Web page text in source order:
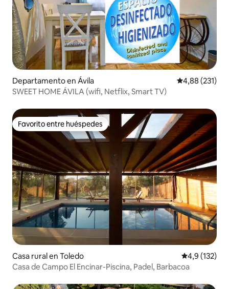
Departamento en Ávila Calificación
4,88 (231)
SWEET HOME ÁVILA (wifi, Netflix, Smart TV)
Favorito entre huéspedes
Favorito entre huéspedes
Casa rural en Toledo Calificación
4,9 (132)
Casa de Campo El Encinar-Piscina, Padel, Barbacoa